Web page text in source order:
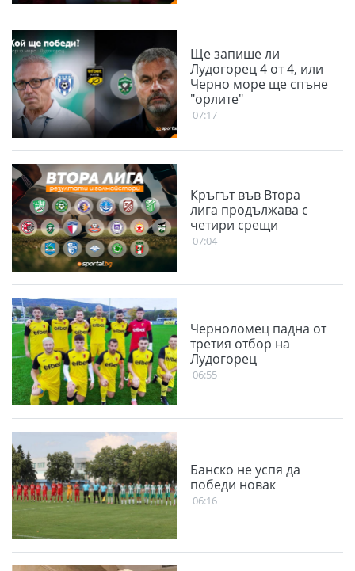
Ще запише ли
Лудогорец 4 от 4, или
Черно море ще спъне
"орлите"
07:17
Кръгът във Втора
лига продължава с
четири срещи
07:04
Черноломец падна от
третия отбор на
Лудогорец
06:55
Банско не успя да
победи новак
06:16